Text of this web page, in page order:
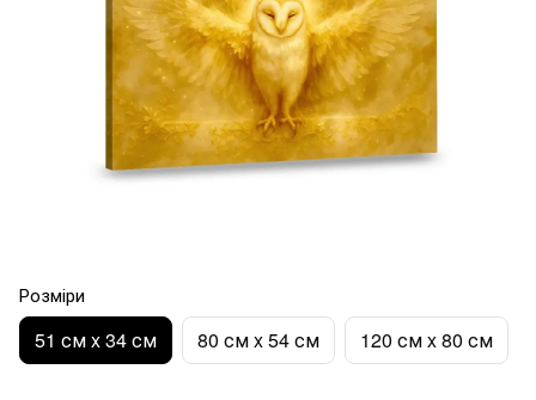
Розміри
51 см x 34 см 80 см x 54 см 120 см x 80 см